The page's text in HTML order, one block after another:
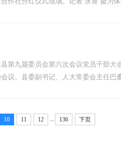
第九届委员会第六次会议党员干部大
议。县委副书记、人大常委会主任巴
10 11 12 136 下页